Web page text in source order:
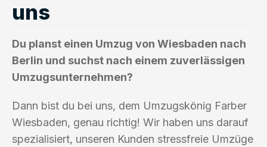
uns
Du planst einen Umzug von Wiesbaden nach
Berlin und suchst nach einem zuverlässigen
Umzugsunternehmen?
Dann bist du bei uns, dem Umzugskönig Farber
Wiesbaden, genau richtig! Wir haben uns darauf
spezialisiert, unseren Kunden stressfreie Umzüge